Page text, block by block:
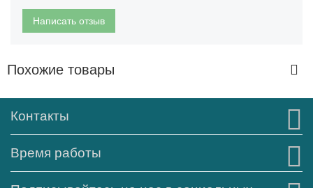
Написать отзыв
Похожие товары
Контакты
Время работы